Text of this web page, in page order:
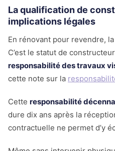
La qualification de
implications légales
En rénovant pour revendre,
C’est le statut de
responsabilité des travaux
cette note sur la
Cette responsabilité
dure dix ans après la
contractuelle ne permet d’y